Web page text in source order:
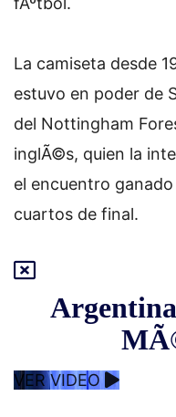
La camiseta desde
estuvo en poder de
del Nottingham
inglÃ©s, quien la
el encuentro
cuartos de final.
VER VIDEO